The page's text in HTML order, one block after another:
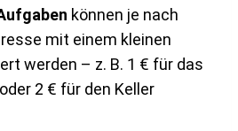
können je nach
mit einem kleinen
werden – z. B. 1 € für das
2 € für den Keller